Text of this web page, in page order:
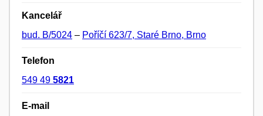
Kancelář
bud. B/5024 – Poříčí 623/7, Staré Brno, Brno
Telefon
549 49 5821
E-mail